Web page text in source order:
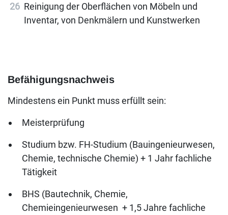
Reinigung der Oberflächen von Möbeln und
Inventar, von Denkmälern und Kunstwerken
Befähigungsnachweis
Mindestens ein Punkt muss erfüllt sein:
Meisterprüfung
Studium bzw. FH-Studium (Bauingenieurwesen,
Chemie, technische Chemie) + 1 Jahr fachliche
Tätigkeit
BHS (Bautechnik, Chemie,
Chemieingenieurwesen + 1,5 Jahre fachliche